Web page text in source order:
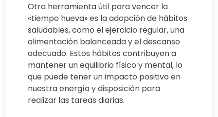
Otra herramienta útil para vencer la
«tiempo hueva» es la adopción de hábitos
saludables, como el ejercicio regular, una
alimentación balanceada y el descanso
adecuado. Estos hábitos contribuyen a
mantener un equilibrio físico y mental, lo
que puede tener un impacto positivo en
nuestra energía y disposición para
realizar las tareas diarias.